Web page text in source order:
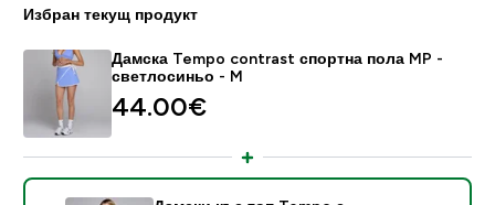
Избран текущ продукт
Дамска Tempo contrast спортна пола MP -
светлосиньо - M
44.00€‎